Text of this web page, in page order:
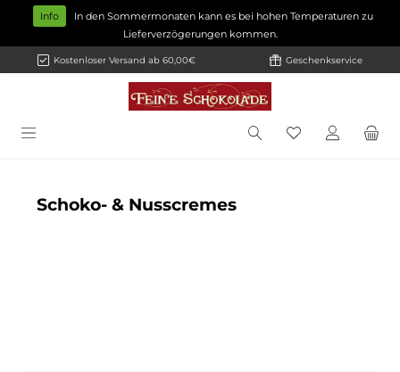
Zum Hauptinhalt springen
Info
In den Sommermonaten kann es bei hohen Temperaturen zu
Lieferverzögerungen kommen.
Kostenloser Versand ab 60,00€ Geschenkservice
Schoko- & Nusscremes